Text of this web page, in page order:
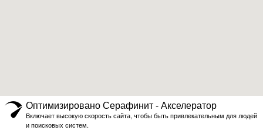
Оптимизировано Серафинит - Акселератор
Включает высокую скорость сайта, чтобы быть привлекательным для людей
и поисковых систем.